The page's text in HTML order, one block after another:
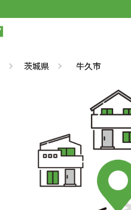
茨城県 牛久市